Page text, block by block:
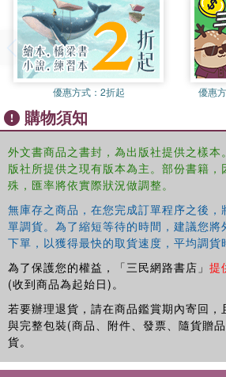
around topics that third graders
superheroes, pets, and astronauts.
grammar concept and punctuation
A reading selection – A short fiction
engages children and presents the
Rule boxes – Grammar and
simple with a short explanation, and
to teach the skill.
Colorful practice activities – A
fun illustrations to motivate your child
grammar and punctuation skills.
Riddles and word games – Your
thinking skills while applying the
punctuation skill in a fun format!
Writing practice – The “Write It
your child to use the skills in context,
promotes understanding.
Review page – The short review
優惠方式： 2折起 優惠
購物須知
外文書商品之書封，為出版社提供之樣本
版社所提供之現有版本為主。部份書籍
殊，匯率將依實際狀況做調整。
無庫存之商品，在您完成訂單程序之後
單調貨。為了縮短等待的時間，建議您將
下單，以獲得最快的取貨速度，平均調貨
為了保護您的權益，「三民網路書店」 提
(收到商品為起始日)。
若要辦理退貨，請在商品鑑賞期內寄回
與完整包裝(商品、附件、發票、隨貨贈
貨。